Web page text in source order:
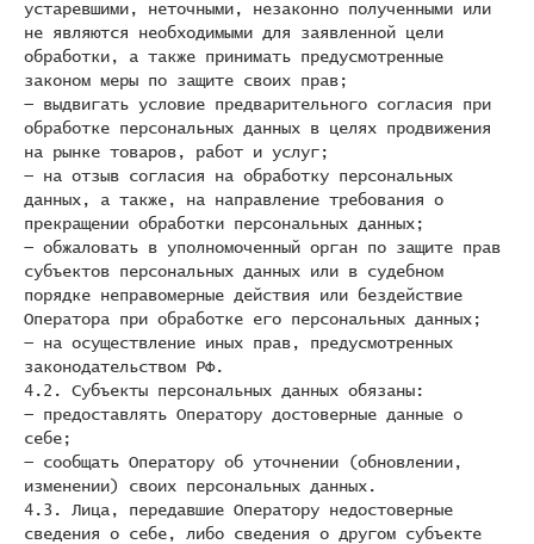
устаревшими, неточными, незаконно полученными или
не являются необходимыми для заявленной цели
обработки, а также принимать предусмотренные
законом меры по защите своих прав;
— выдвигать условие предварительного согласия при
обработке персональных данных в целях продвижения
на рынке товаров, работ и услуг;
— на отзыв согласия на обработку персональных
данных, а также, на направление требования о
прекращении обработки персональных данных;
— обжаловать в уполномоченный орган по защите прав
субъектов персональных данных или в судебном
порядке неправомерные действия или бездействие
Оператора при обработке его персональных данных;
— на осуществление иных прав, предусмотренных
законодательством РФ.
4.2. Субъекты персональных данных обязаны:
— предоставлять Оператору достоверные данные о
себе;
— сообщать Оператору об уточнении (обновлении,
изменении) своих персональных данных.
4.3. Лица, передавшие Оператору недостоверные
сведения о себе, либо сведения о другом субъекте